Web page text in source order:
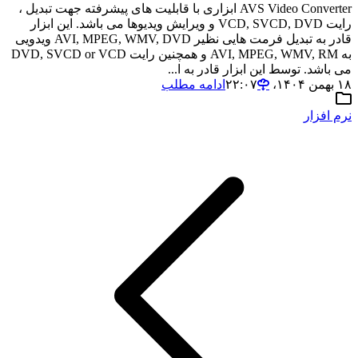
AVS Video Converter ابزاری با قابلیت های پیشرفته جهت تبدیل ،
رایت VCD, SVCD, DVD و ویرایش ویدیوها می باشد. این ابزار
قادر به تبدیل فرمت هایی نظیر AVI, MPEG, WMV, DVD ویدویی
به AVI, MPEG, WMV, RM و همچنین رایت DVD, SVCD or VCD
می باشد. توسط این ابزار قادر به ا...
۱۸ بهمن ۱۴۰۴،‏ ۲۲:۰۷
ادامه مطلب
نرم افزار